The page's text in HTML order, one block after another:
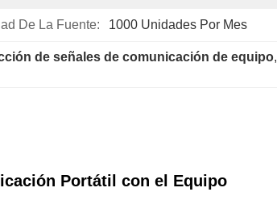
De La Fuente: 1000 Unidades Por Mes
de señales de comunicación de equipo,
Portátil con el Equipo